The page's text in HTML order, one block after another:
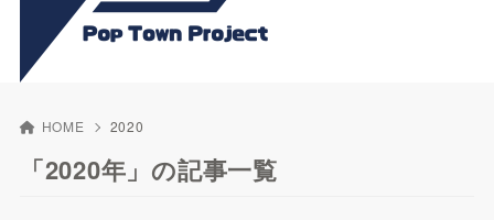
HOME 2020
「2020年」の記事一覧